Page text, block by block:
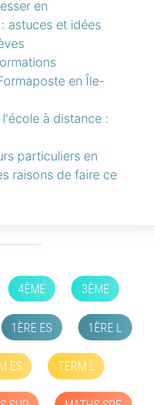
en
astuces et idées
en Île-
à distance :
particuliers en
raisons de faire ce
4ÈME 3ÈME
1ÈRE ES 1ÈRE L
ES TERM L